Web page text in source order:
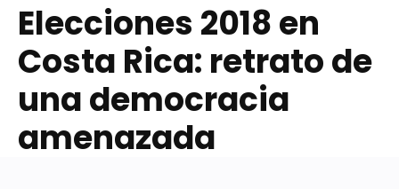
Elecciones 2018 en
Costa Rica: retrato de
una democracia
amenazada